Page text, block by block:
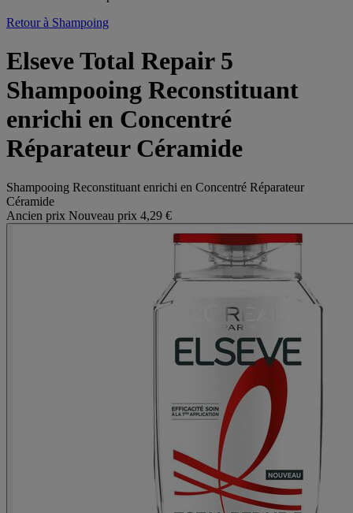
Retour à Shampoing
Elseve Total Repair 5
Shampooing Reconstituant
enrichi en Concentré
Réparateur Céramide
Shampooing Reconstituant enrichi en Concentré Réparateur
Céramide
Ancien prix Nouveau prix 4,29 €